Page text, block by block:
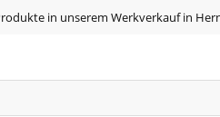
in unserem Werkverkauf in